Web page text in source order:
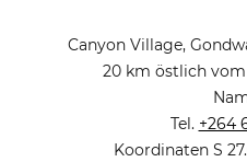
Canyon Village,
20 km östlich
Tel. +264
Koordinaten S